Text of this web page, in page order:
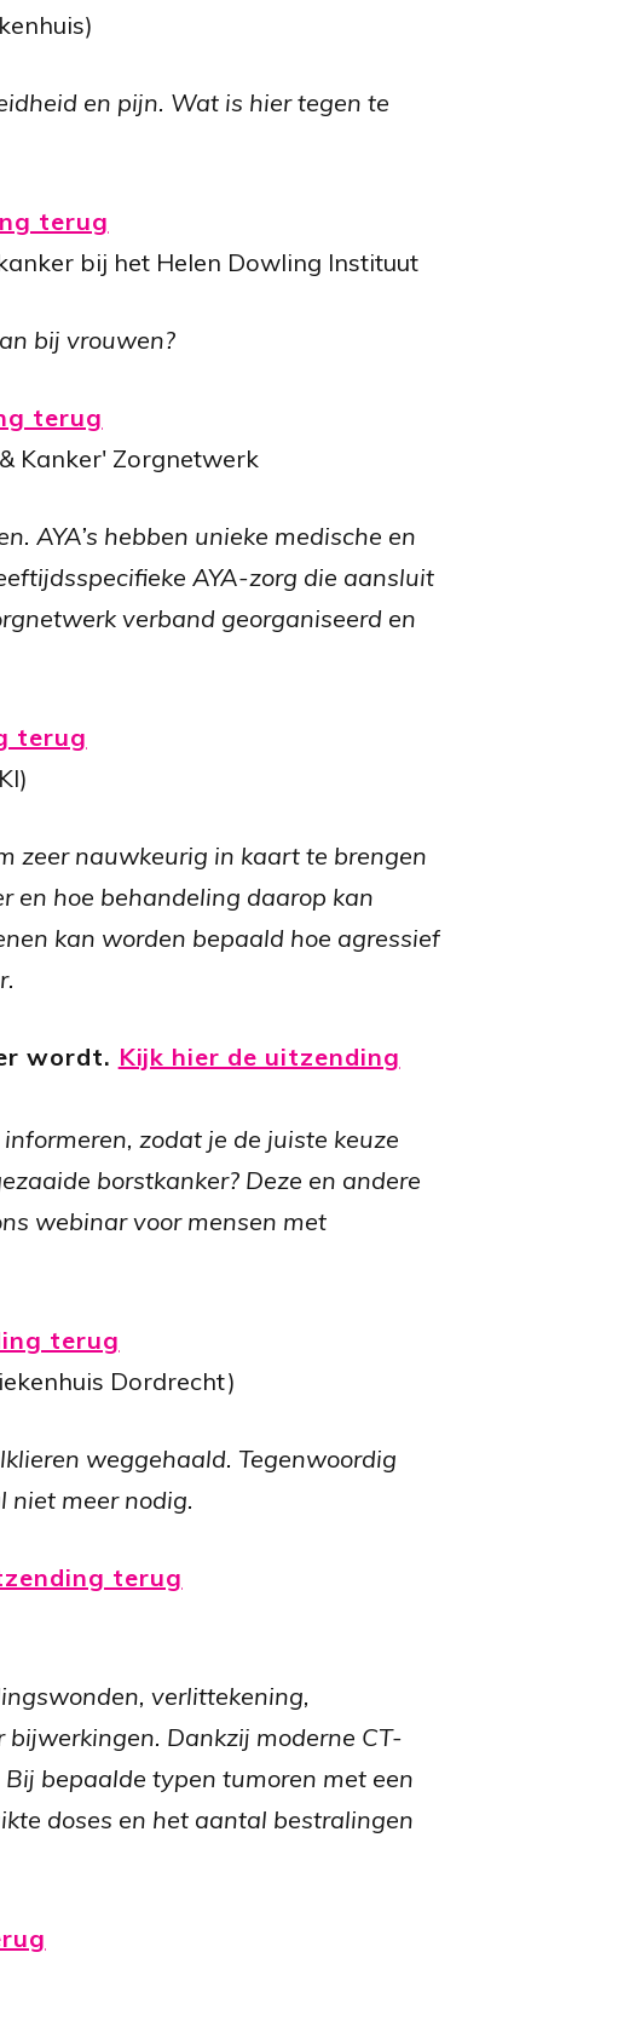
en pijn. Wat is hier tegen te
terug
bij het Helen Dowling Instituut
bij vrouwen?
terug
Kanker' Zorgnetwerk
AYA’s hebben unieke medische en
AYA-zorg die aansluit
verband georganiseerd en
terug
zeer nauwkeurig in kaart te brengen
en hoe behandeling daarop kan
kan worden bepaald hoe agressief
wordt. Kijk hier de uitzending
zodat je de juiste keuze
borstkanker? Deze en andere
webinar voor mensen met
terug
Dordrecht)
weggehaald. Tegenwoordig
niet meer nodig.
terug
verlittekening,
Dankzij moderne CT-
bepaalde typen tumoren met een
doses en het aantal bestralingen